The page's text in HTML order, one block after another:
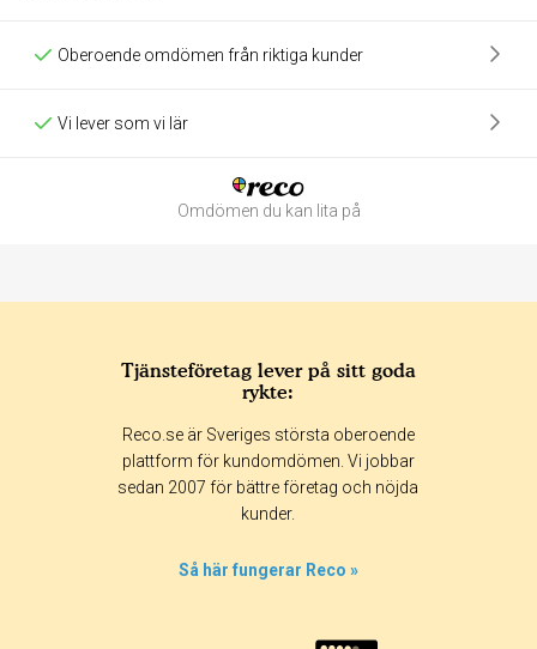
Oberoende omdömen från riktiga kunder
Vi lever som vi lär
Omdömen du kan lita på
365 dagar 90 dagar
30 dagar
Tjänsteföretag lever på sitt goda
rykte:
Reco.se är Sveriges största oberoende
plattform för kundomdömen. Vi jobbar
sedan 2007 för bättre företag och nöjda
kunder.
Så här fungerar Reco »